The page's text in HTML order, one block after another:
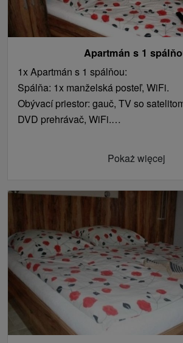
Apartmán s 1
1x Apartmán s 1 spálňou:
Spálňa: 1x manželská posteľ, WiFi.
Obývací priestor: gauč, TV so
DVD prehrávač, WiFi.
uteráky.
Pokaż więcej